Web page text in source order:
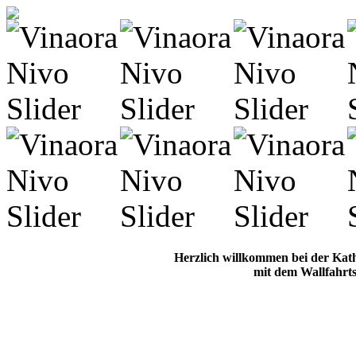
Herzlich willkommen bei der
mit dem